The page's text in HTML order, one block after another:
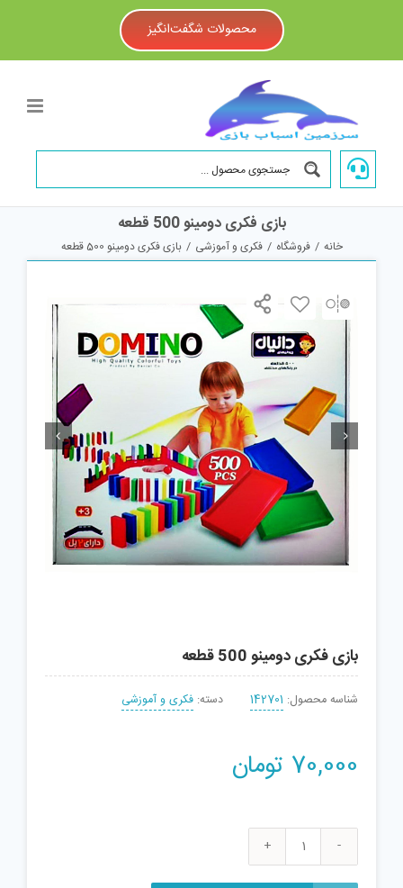
محصولات شگفت‌انگیز
بازی فکری دومینو 500 قطعه
خانه / فروشگاه / فکری و آموزشی / بازی فکری دومینو 500 قطعه
 
بازی فکری دومینو 500 قطعه
شناسه محصول: 142701 دسته: فکری و آموزشی
70,000 تومان
بازی